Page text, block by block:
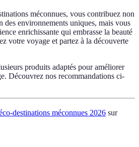
méconnues, vous contribuez non
des environnements uniques, mais vous
enrichissante qui embrasse la beauté
votre voyage et partez à la découverte
produits adaptés pour améliorer
Découvrez nos recommandations ci-
destinations méconnues 2026 sur